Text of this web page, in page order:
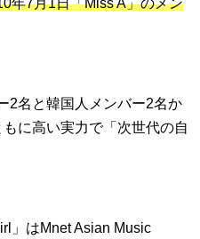
2名と韓国人メンバー2名か
に高い実力で「次世代の自
」はMnet Asian Music